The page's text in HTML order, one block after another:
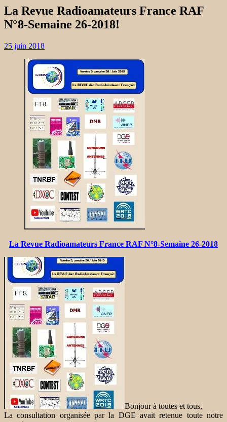
La Revue Radioamateurs France RAF
N°8-Semaine 26-2018!
25 juin 2018
La Revue Radioamateurs France RAF N°8-Semaine 26-2018
Bonjour à toutes et tous,
La consultation organisée par la DGE avait retenue toute notre